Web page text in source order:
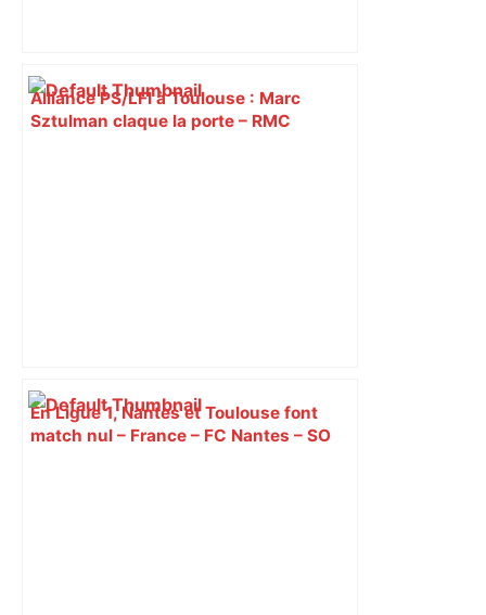
Alliance PS/LFI à Toulouse : Marc
Sztulman claque la porte – RMC
En Ligue 1, Nantes et Toulouse font
match nul – France – FC Nantes – SO